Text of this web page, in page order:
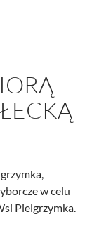
w celu
Pielgrzymka.